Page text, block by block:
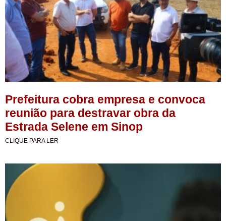
Prefeitura cobra empresa e convoca
reunião para destravar obra da
Estrada Selene em Sinop
CLIQUE PARA LER